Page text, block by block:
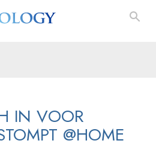
IN VOOR
@HOME